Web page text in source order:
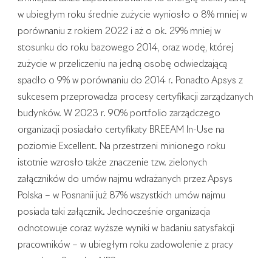
w ubiegłym roku średnie zużycie wyniosło o 8% mniej w
porównaniu z rokiem 2022 i aż o ok. 29% mniej w
stosunku do roku bazowego 2014, oraz wodę, której
zużycie w przeliczeniu na jedną osobę odwiedzającą
spadło o 9% w porównaniu do 2014 r. Ponadto Apsys z
sukcesem przeprowadza procesy certyfikacji zarządzanych
budynków. W 2023 r. 90% portfolio zarządczego
organizacji posiadało certyfikaty BREEAM In-Use na
poziomie Excellent. Na przestrzeni minionego roku
istotnie wzrosło także znaczenie tzw. zielonych
załączników do umów najmu wdrażanych przez Apsys
Polska – w Posnanii już 87% wszystkich umów najmu
posiada taki załącznik. Jednocześnie organizacja
odnotowuje coraz wyższe wyniki w badaniu satysfakcji
pracowników – w ubiegłym roku zadowolenie z pracy